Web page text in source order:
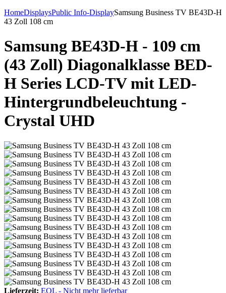
HomeDisplaysPublic Info-DisplaySamsung Business TV BE43D-H
43 Zoll 108 cm
Samsung BE43D-H - 109 cm
(43 Zoll) Diagonalklasse BED-
H Series LCD-TV mit LED-
Hintergrundbeleuchtung -
Crystal UHD
Lieferzeit: EOL - Nicht mehr lieferbar